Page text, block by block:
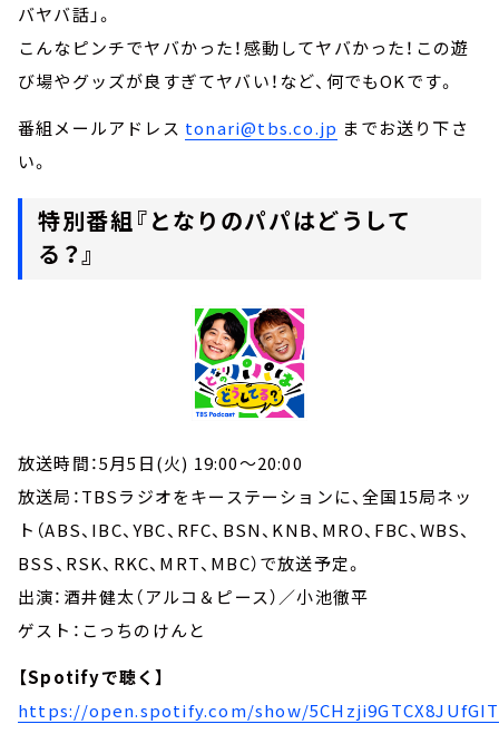
バヤバ話」。
こんなピンチでヤバかった！感動してヤバかった！この遊
び場やグッズが良すぎてヤバい！など、何でもOKです。
番組メールアドレス tonari@tbs.co.jp までお送り下さ
い。
特別番組『となりのパパはどうして
る？』
放送時間：5月5日(火) 19:00～20:00
放送局：TBSラジオをキーステーションに、全国15局ネッ
ト（ABS、IBC、YBC、RFC、BSN、KNB、MRO、FBC、WBS、
BSS、RSK、RKC、MRT、MBC）で放送予定。
出演：酒井健太（アルコ＆ピース）／小池徹平
ゲスト：こっちのけんと
【Spotifyで聴く】
https://open.spotify.com/show/